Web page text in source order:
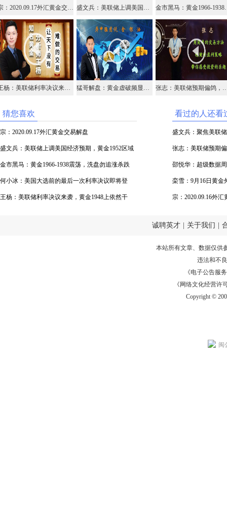
宗：2020.09.17外汇黄金交易解盘 盛文兵：美联储上调美国经济预期，黄金1952区域空 金市黑马
王杨：美联储利率决议来袭，黄金1948上依然干多！ 猛哥解盘：黄金虚破频显入场不急，原油38.5失守不急开空 张志：美联储预期偏
猜您喜欢
宗：2020.09.17外汇黄金交易解盘
盛文兵：美联储上调美国经济预期，黄金1952区域
空
金市黑马：黄金1966-1938震荡，洗盘勿追涨杀跌
何小冰：美国大选前的最后一次利率决议即将登
场，黄金仍是震荡
王杨：美联储利率决议来袭，黄金1948上依然干
看过的人还看
盛文兵：聚焦美联
张志：美联储预期
邵悦华：超级数据
栾雪：9月16日黄金
宗：2020.09.16外汇
诚聘英才 关于我们
本站所有文章、数据仅供
违法和不
《电子公告服务
《网络文化经营许
Copyright ©
闽